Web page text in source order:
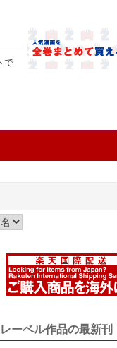
で
ーベル作品の最新刊